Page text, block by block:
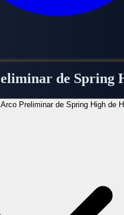
de Spring
Preliminar de Spring High de